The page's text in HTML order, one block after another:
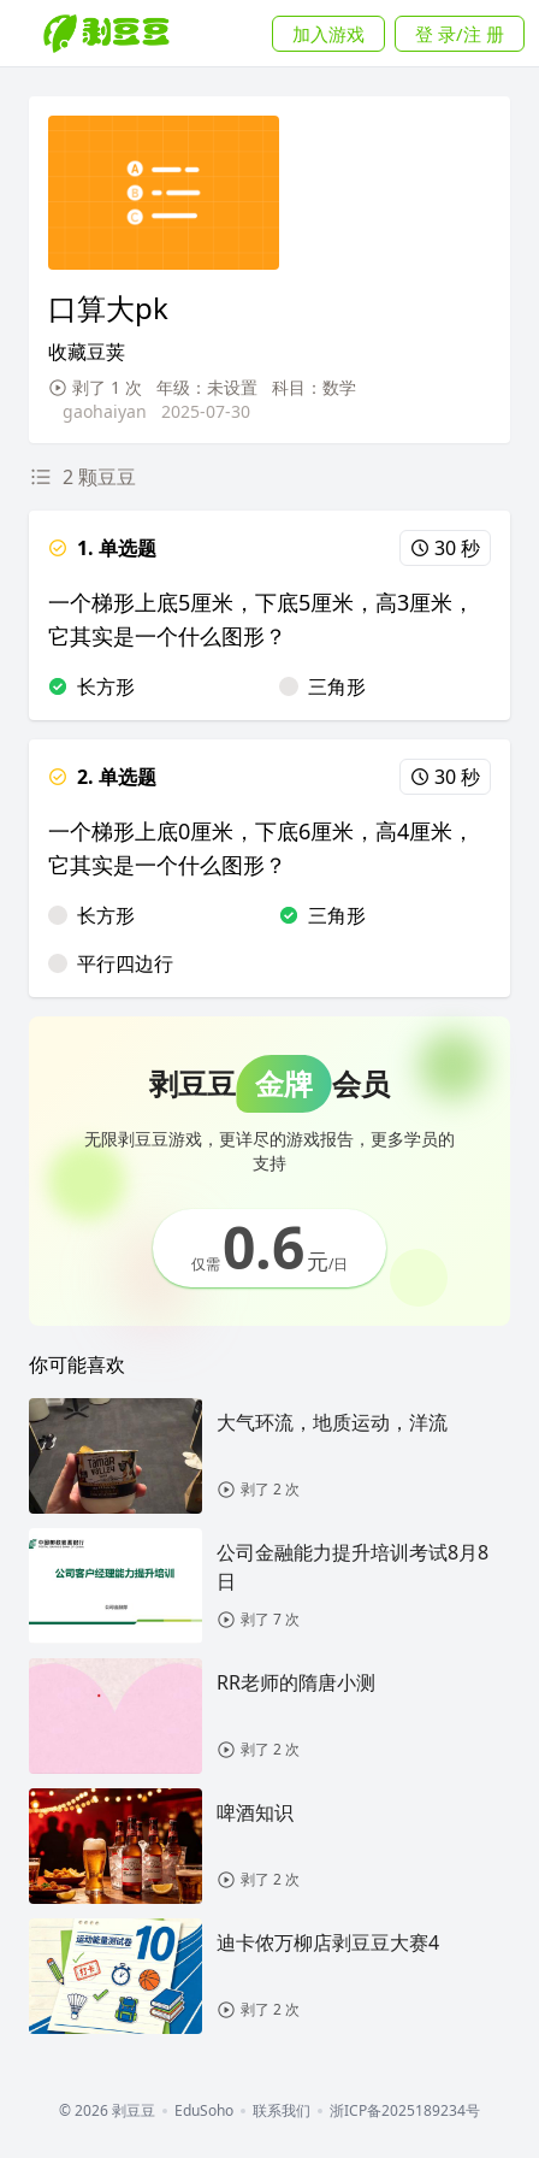
加入游戏 登 录/注 册
口算大pk
收藏豆荚
剥了 1 次 年级：未设置
科目：数学
gaohaiyan
2025-07-30
2 颗豆豆
1. 单选题 30 秒
一个梯形上底5厘米，下底5厘米，高3厘米，
它其实是一个什么图形？
长方形 三角形
2. 单选题 30 秒
一个梯形上底0厘米，下底6厘米，高4厘米，
它其实是一个什么图形？
长方形
三角形
平行四边行
剥豆豆 金牌 会员
无限剥豆豆游戏，更详尽的游戏报告，更多学员的
支持
仅需0.6元/日
你可能喜欢
大气环流，地质运动，洋流
剥了 2 次
公司金融能力提升培训考试8月8
日
剥了 7 次
RR老师的隋唐小测
剥了 2 次
啤酒知识
剥了 2 次
迪卡侬万柳店剥豆豆大赛4
剥了 2 次
© 2026 剥豆豆 EduSoho 联系我们 浙ICP备2025189234号